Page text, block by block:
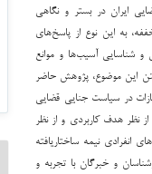
ایران در بستر و نگاهی
به این نوع از پاسخ‌های
شناسایی آسیب‌ها و موانع
این موضوع، پژوهش حاضر
در سیاست جنایی قضایی
نظر هدف کاربردی و از نظر
انفرادی نیمه ساختاریافته
کنندگان در تحقیق تعداد ۱۹ نفر از کارشناسان و خبرگان با تجربه و